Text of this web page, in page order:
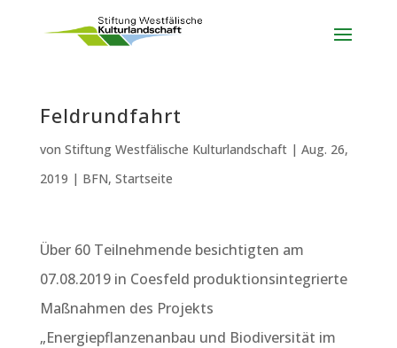
Feldrundfahrt
von Stiftung Westfälische Kulturlandschaft| Aug. 26,
2019 | BFN, Startseite
Über 60 Teilnehmende besichtigten am
07.08.2019 in Coesfeld produktionsintegrierte
Maßnahmen des Projekts
„Energiepflanzenanbau und Biodiversität im